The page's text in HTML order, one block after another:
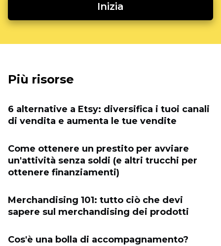
Inizia
Più risorse
6 alternative a Etsy: diversifica i tuoi canali
di vendita e aumenta le tue vendite
Come ottenere un prestito per avviare
un'attività senza soldi (e altri trucchi per
ottenere finanziamenti)
Merchandising 101: tutto ciò che devi
sapere sul merchandising dei prodotti
Cos'è una bolla di accompagnamento?